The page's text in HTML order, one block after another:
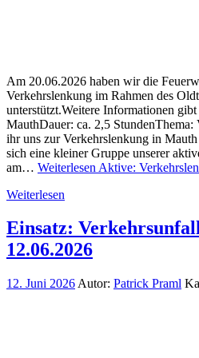
Am 20.06.2026 haben wir die
Verkehrslenkung im Rahmen des
unterstützt.Weitere Informationen
MauthDauer: ca. 2,5
ihr uns zur Verkehrslenkung in
sich eine kleiner Gruppe unserer
am… Weiterlesen Aktive:
Weiterlesen
Einsatz:
12.06.2026
12. Juni 2026 Autor: Patrick Praml